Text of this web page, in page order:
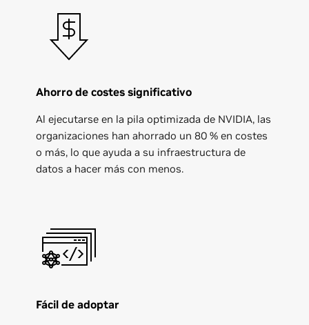
Ahorro de costes significativo
Al ejecutarse en la pila optimizada de NVIDIA, las
organizaciones han ahorrado un 80 % en costes
o más, lo que ayuda a su infraestructura de
datos a hacer más con menos.
Fácil de adoptar